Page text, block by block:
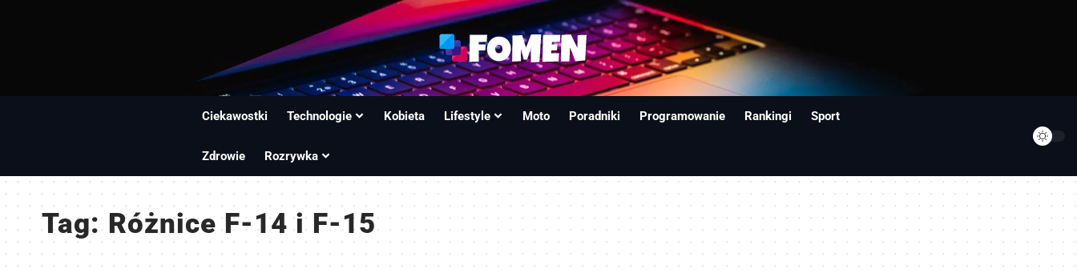
Ciekawostki Technologie Kobieta Lifestyle Moto Poradniki Programowanie Rankingi Sport
Zdrowie Rozrywka
Tag:Różnice F-14 i F-15